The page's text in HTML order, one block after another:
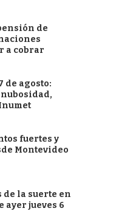
de
a cobrar
de agosto:
fuertes y
Montevideo
la suerte en
ayer jueves 6